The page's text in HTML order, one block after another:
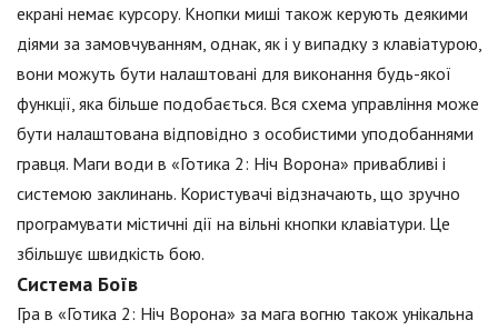
екрані немає курсору. Кнопки миші також керують деякими
діями за замовчуванням, однак, як і у випадку з клавіатурою,
вони можуть бути налаштовані для виконання будь-якої
функції, яка більше подобається. Вся схема управління може
бути налаштована відповідно з особистими уподобаннями
гравця. Маги води в «Готика 2: Ніч Ворона» привабливі і
системою заклинань. Користувачі відзначають, що зручно
програмувати містичні дії на вільні кнопки клавіатури. Це
збільшує швидкість бою.
Система Боїв
Гра в «Готика 2: Ніч Ворона» за мага вогню також унікальна